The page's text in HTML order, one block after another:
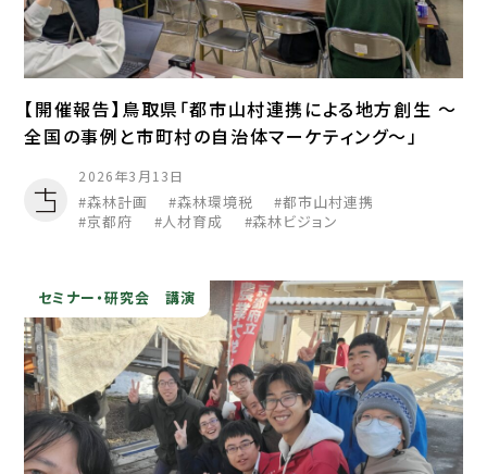
【開催報告】鳥取県「都市山村連携による地方創生 ～
全国の事例と市町村の自治体マーケティング～」
2026年3月13日
森林計画 森林環境税
都市山村連携
京都府
人材育成 森林ビジョン
セミナー・研究会 講演